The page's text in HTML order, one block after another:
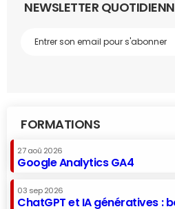
NEWSLETTER
FORMATIONS
27 aoû 2026
Google Analytics GA4
03 sep 2026
ChatGPT et IA génératives :